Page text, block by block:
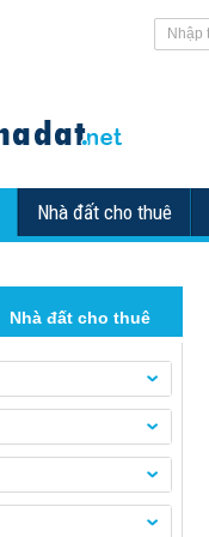
Nhà đất cho thuê
Nhà đất cho thuê